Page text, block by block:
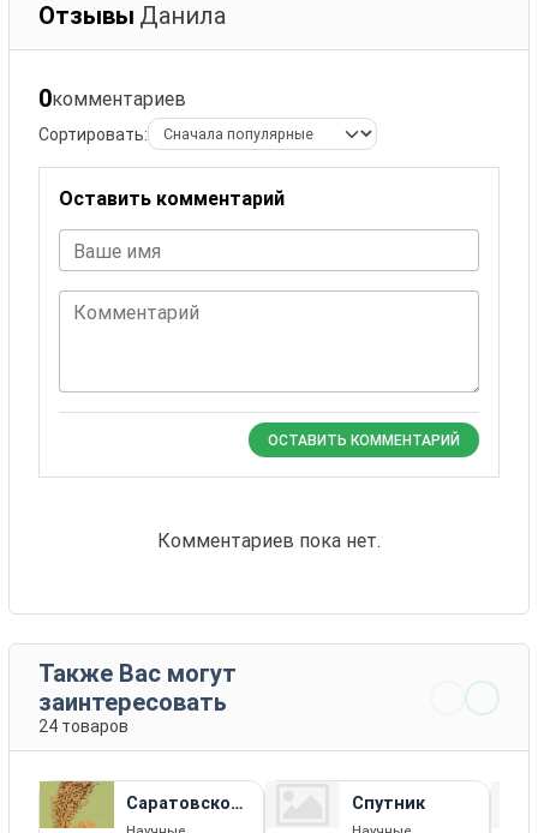
Отзывы Данила
0комментариев
Сортировать:
Оставить комментарий
Ваше имя
Комментарий
ОСТАВИТЬ КОММЕНТАРИЙ
Комментариев пока нет.
Также Вас могут
заинтересовать
24 товаров
Саратовское
Желтое
Спутник